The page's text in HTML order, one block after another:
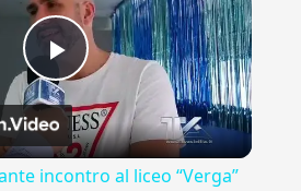
Play
Video
incontro al liceo “Verga”